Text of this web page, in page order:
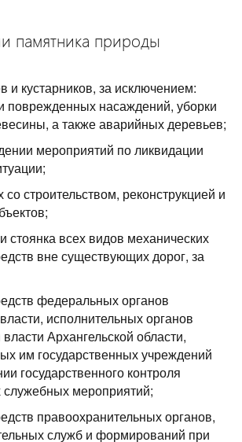
памятника природы
и кустарников, за исключением:
поврежденных насаждений, уборки
а также аварийных деревьев;
мероприятий по ликвидации
со строительством, реконструкцией и
стоянка всех видов механических
вне существующих дорог, за
федеральных органов
исполнительных органов
Архангельской области,
им государственных учреждений
государственного контроля
служебных мероприятий;
правоохранительных органов,
служб и формирований при